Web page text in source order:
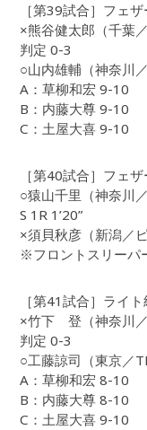
［第39試合］フェ
×熊谷健太郎（千葉
判定 0-3
○山内雄輔（神奈川
A：草柳和宏 9-10
B：内藤大尊 9-10
C：土屋大喜 9-10
［第40試合］フェ
○猿山千里（神奈川
S 1R 1’20”
×須貝秋彦（新潟／
※フロントスリーパ
［第41試合］ライ
×竹下 登（神奈川／
判定 0-3
○工藤諒司（東京／
A：草柳和宏 8-10
B：内藤大尊 8-10
C：土屋大喜 9-10